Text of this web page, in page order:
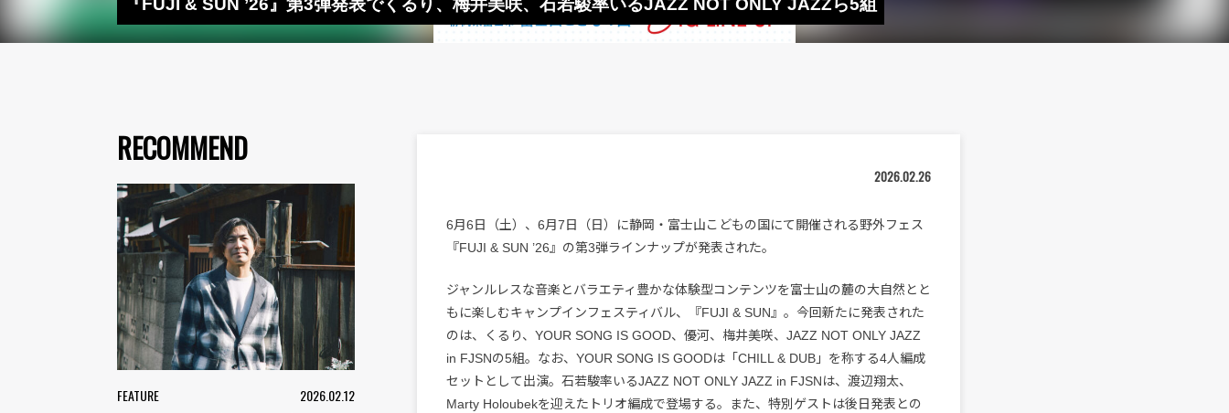
『FUJI & SUN ’26』第3弾発表でくるり、梅井美咲、石若駿率いるJAZZ NOT ONLY JAZZら5組
RECOMMEND
FEATURE 2026.02.12
2026.02.26
6月6日（土）、6月7日（日）に静岡・富士山こどもの国にて開催される野外フェス
『FUJI & SUN ’26』の第3弾ラインナップが発表された。
ジャンルレスな音楽とバラエティ豊かな体験型コンテンツを富士山の麓の大自然とと
もに楽しむキャンプインフェスティバル、『FUJI & SUN』。今回新たに発表された
のは、くるり、YOUR SONG IS GOOD、優河、梅井美咲、JAZZ NOT ONLY JAZZ
in FJSNの5組。なお、YOUR SONG IS GOODは「CHILL & DUB」を称する4人編成
セットとして出演。石若駿率いるJAZZ NOT ONLY JAZZ in FJSNは、渡辺翔太、
Marty Holoubekを迎えたトリオ編成で登場する。また、特別ゲストは後日発表との